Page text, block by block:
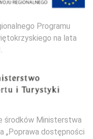
Programu
na lata
środków Ministerstwa
„Poprawa dostępności